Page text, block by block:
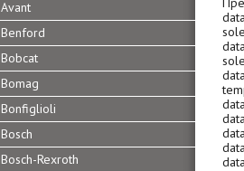
Avant
Benford
Bobcat
Bomag
Bonfiglioli
Bosch
Bosch-Rexroth